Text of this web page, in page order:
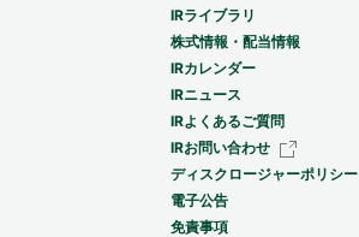
IRライブラリ
株式情報・配当情報
IRカレンダー
IRニュース
IRよくあるご質問
IRお問い合わせ
ディスクロージャーポリシー
電子公告
免責事項